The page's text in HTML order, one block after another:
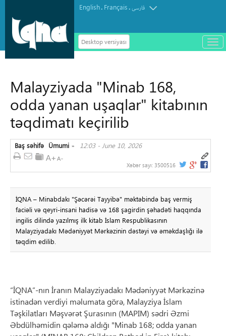
English. Français.فارسی
Desktop versiyası
باز
و
Malayziyada "Minab 168,
odda yanan uşaqlar" kitabının
təqdimatı keçirilib
Baş səhifə »
Ümumi 12:03 - June 10, 2026
Xəbər sayı: 3500516
İQNA – Minabdakı "Şəcərəi Tayyibə" məktəbində baş vermiş
faciəli və qeyri-insani hadisə və 168 şagirdin şəhadəti haqqında
ingilis dilində yazılmış ilk kitab İslam Respublikasının
Malayziyadakı Mədəniyyət Mərkəzinin dəstəyi və əməkdaşlığı ilə
təqdim edilib.
“İQNA”-nın İranın Malayziyadakı Mədəniyyət Mərkəzinə
istinadən verdiyi məlumata görə, Malayziya İslam
Təşkilatları Məşvərət Şurasının (MAPIM) sədri Əzmi
Əbdülhəmidin qələmə aldığı "Minab 168; odda yanan